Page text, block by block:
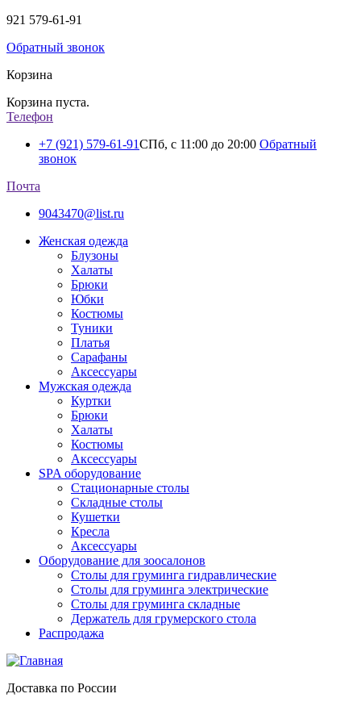
921 579-61-91
Обратный звонок
Корзина
Корзина пуста.
Телефон
+7 (921) 579-61-91СПб, с 11:00 до 20:00 Обратный
звонок
Почта
9043470@list.ru
Женская одежда
Блузоны
Халаты
Брюки
Юбки
Костюмы
Туники
Платья
Сарафаны
Аксессуары
Мужская одежда
Куртки
Брюки
Халаты
Костюмы
Аксессуары
SPA оборудование
Стационарные столы
Складные столы
Кушетки
Кресла
Аксессуары
Оборудование для зоосалонов
Столы для груминга гидравлические
Столы для груминга электрические
Столы для груминга складные
Держатель для грумерского стола
Распродажа
Доставка по России